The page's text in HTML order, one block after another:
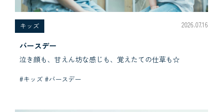
キッズ 2026.07.16
バースデー
泣き顔も、甘えん坊な感じも、覚えたての仕草も☆
#キッズ #バースデー